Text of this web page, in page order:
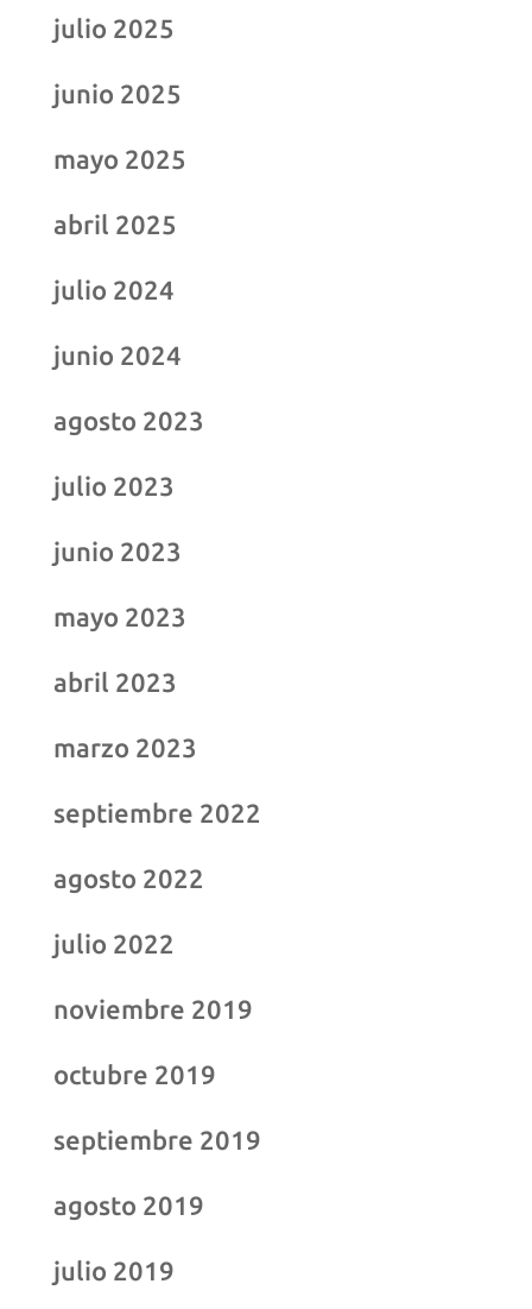
julio 2025
junio 2025
mayo 2025
abril 2025
julio 2024
junio 2024
agosto 2023
julio 2023
junio 2023
mayo 2023
abril 2023
marzo 2023
septiembre 2022
agosto 2022
julio 2022
noviembre 2019
octubre 2019
septiembre 2019
agosto 2019
julio 2019